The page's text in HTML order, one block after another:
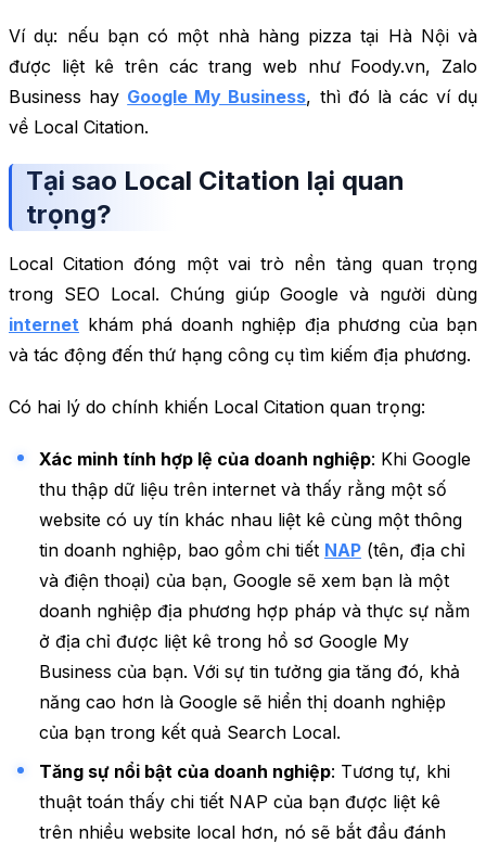
Ví dụ: nếu bạn có một nhà hàng pizza tại Hà Nội và
được liệt kê trên các trang web như Foody.vn, Zalo
Business hay Google My Business, thì đó là các ví dụ
về Local Citation.
Tại sao Local Citation lại quan
trọng?
Local Citation đóng một vai trò nền tảng quan trọng
trong SEO Local. Chúng giúp Google và người dùng
internet khám phá doanh nghiệp địa phương của bạn
và tác động đến thứ hạng công cụ tìm kiếm địa phương.
Có hai lý do chính khiến Local Citation quan trọng:
Xác minh tính hợp lệ của doanh nghiệp: Khi Google
thu thập dữ liệu trên internet và thấy rằng một số
website có uy tín khác nhau liệt kê cùng một thông
tin doanh nghiệp, bao gồm chi tiết NAP (tên, địa chỉ
và điện thoại) của bạn, Google sẽ xem bạn là một
doanh nghiệp địa phương hợp pháp và thực sự nằm
ở địa chỉ được liệt kê trong hồ sơ Google My
Business của bạn. Với sự tin tưởng gia tăng đó, khả
năng cao hơn là Google sẽ hiển thị doanh nghiệp
của bạn trong kết quả Search Local.
Tăng sự nổi bật của doanh nghiệp: Tương tự, khi
thuật toán thấy chi tiết NAP của bạn được liệt kê
trên nhiều website local hơn, nó sẽ bắt đầu đánh